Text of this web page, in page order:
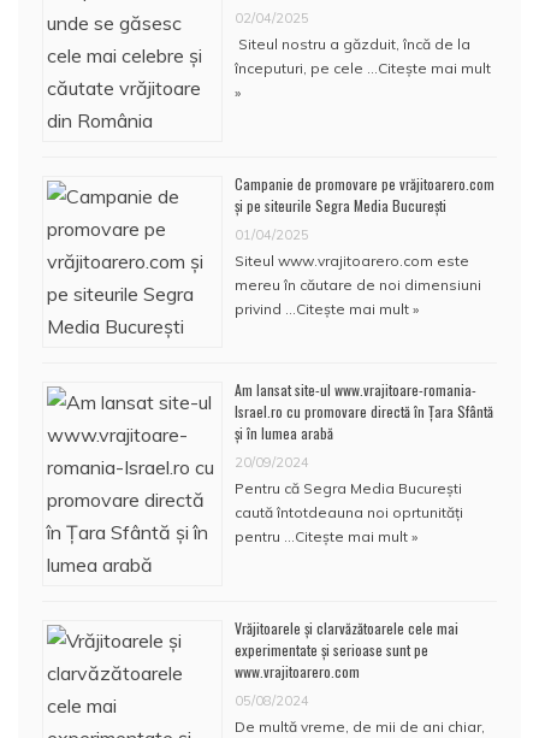
02/04/2025
Siteul nostru a găzduit, încă de la
începuturi, pe cele …Citește mai mult
»
Campanie de promovare pe vrăjitoarero.com
și pe siteurile Segra Media București
01/04/2025
Siteul www.vrajitoarero.com este
mereu în căutare de noi dimensiuni
privind …Citește mai mult »
Am lansat site-ul www.vrajitoare-romania-
Israel.ro cu promovare directă în Țara Sfântă
și în lumea arabă
20/09/2024
Pentru că Segra Media București
caută întotdeauna noi oprtunități
pentru …Citește mai mult »
Vrăjitoarele și clarvăzătoarele cele mai
experimentate și serioase sunt pe
www.vrajitoarero.com
05/08/2024
De multă vreme, de mii de ani chiar,